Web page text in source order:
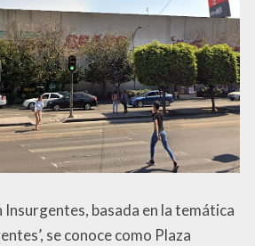
Insurgentes, basada en la temática
se conoce como Plaza